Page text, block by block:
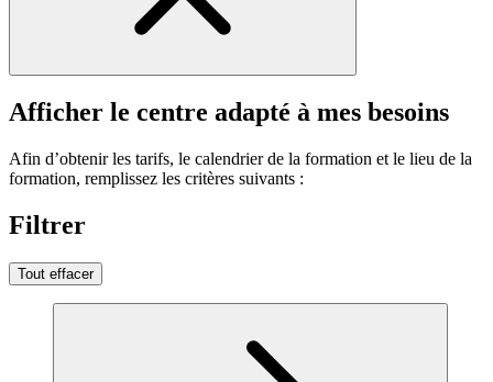
Afficher le centre adapté à mes besoins
Afin d’obtenir les tarifs, le calendrier de la formation et le lieu de la
formation, remplissez les critères suivants :
Filtrer
Tout effacer